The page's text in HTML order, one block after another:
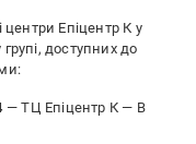
Епіцентр К у
групі, доступних до
— ТЦ Епіцентр К — В